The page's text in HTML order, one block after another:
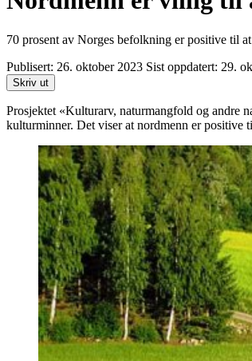
70 prosent av Norges befolkning er positive til
Publisert: 26. oktober 2023 Sist oppdatert: 29.
Skriv ut
Prosjektet «Kulturarv, naturmangfold og andre
kulturminner. Det viser at nordmenn er positive